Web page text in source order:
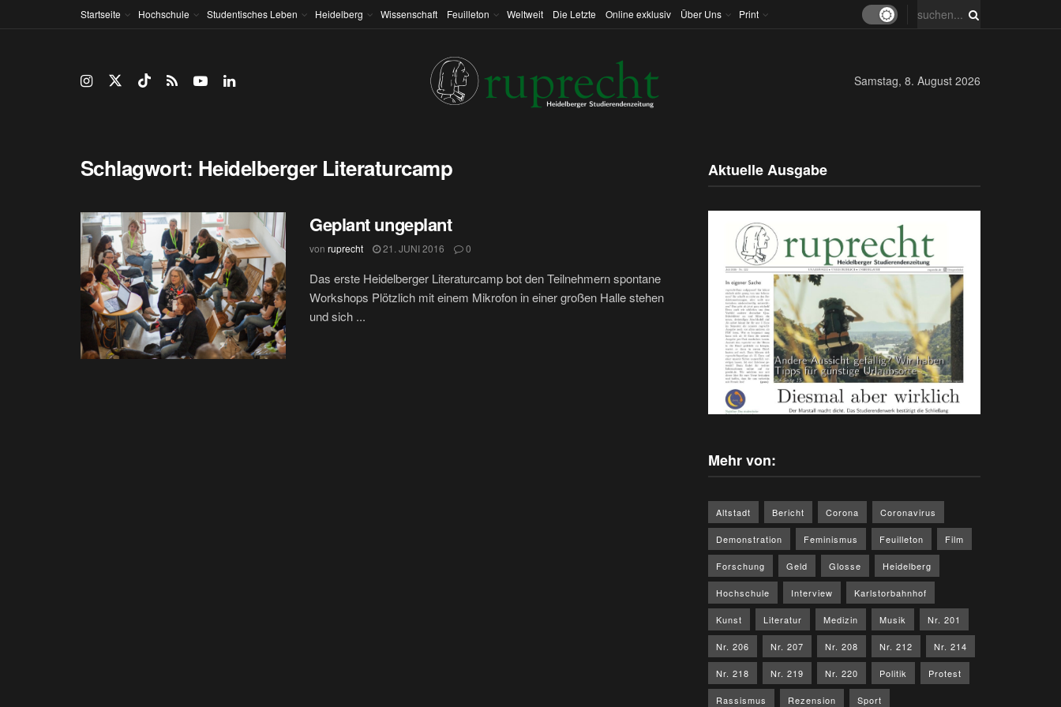
Startseite Hochschule Studentisches Leben Heidelberg Wissenschaft Feuilleton Weltweit Die Letzte Online exklusiv Über Uns Print
Samstag, 8. August 2026
Schlagwort: Heidelberger Literaturcamp
Geplant ungeplant
von ruprecht 21. JUNI 2016 0
Das erste Heidelberger Literaturcamp bot den Teilnehmern spontane
Workshops Plötzlich mit einem Mikrofon in einer großen Halle stehen
und sich ...
Aktuelle Ausgabe
Mehr von:
Altstadt Bericht Corona Coronavirus
Demonstration Feminismus Feuilleton Film
Forschung Geld Glosse Heidelberg
Hochschule Interview Karlstorbahnhof
Kunst Literatur Medizin Musik Nr. 201
Nr. 206 Nr. 207 Nr. 208 Nr. 212 Nr. 214
Nr. 218 Nr. 219 Nr. 220 Politik Protest
Rassismus Rezension Sport